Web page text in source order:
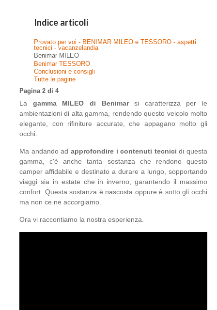
Indice articoli
Provato per voi - BENIMAR MILEO e TESSORO - aspetti
tecnici - vacanzelandia
Benimar MILEO
Benimar TESSORO
Conclusioni e consigli
Tutte le pagine
Pagina 2 di 4
La gamma MILEO di Benimarsi caratterizza per le
ambientazioni di alta gamma, rendendo questo veicolo molto
elegante, con rifiniture accurate, che appagano molto gli
occhi.
Ma andando ad approfondire i contenuti tecnici di questa
gamma, c'è anche tanta sostanza che rendono questo
camper affidabile e destinato a durare a lungo, sopportando
viaggi sia in estate che in inverno, garantendo il massimo
confort. Questa sostanza è nascosta oppure è sotto gli occhi
ma non ce ne accorgiamo.
Ora vi raccontiamo la nostra esperienza.